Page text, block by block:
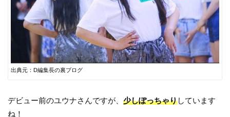
出典元：D編集長の裏ブログ
デビュー前のユウナさんですが、少しぽっちゃりしています
ね！